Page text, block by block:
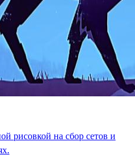
рисовкой на сбор сетов и